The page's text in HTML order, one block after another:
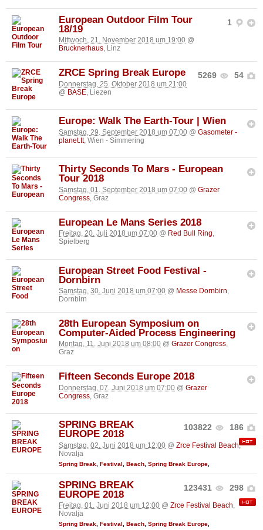
1
European Outdoor Film Tour
18/19
Mittwoch, 21. November 2018 um 19:00 @
Brucknerhaus, Linz
5269 54
ZRCE Spring Break Europe
Donnerstag, 25. Oktober 2018 um 21:00
@ BASE , Liezen
Europe: Walk The Earth-Tour | Wien
Samstag, 29. September 2018 um 07:00 @ Gasometer -
planet.tt, Wien - Simmering
Thirty Seconds To Mars - European
Tour 2018
Samstag, 01. September 2018 um 07:00 @ Grazer
Congress , Graz
European Le Mans Series 2018
Freitag, 20. Juli 2018 um 07:00 @ Red Bull Ring,
Spielberg
European Street Food Festival -
Dornbirn
Samstag, 30. Juni 2018 um 07:00 @ Messe Dornbirn,
Dornbirn
28th European Symposium on
Computer-Aided Process Engineering
Montag, 11. Juni 2018 um 08:00 @ Grazer Congress,
Graz
Fifteen Seconds Europe 2018
Donnerstag, 07. Juni 2018 um 07:00 @ Grazer
Congress , Graz
103822 186
SPRING BREAK
EUROPE 2018
Samstag, 02. Juni 2018 um 12:00 @ Zrce Festival Beach,
Novalja
Spring Break Festival Beach Spring Break Europe
123431 298
SPRING BREAK
EUROPE 2018
Freitag, 01. Juni 2018 um 12:00 @ Zrce Festival Beach,
Novalja
Spring Break Festival Beach Spring Break Europe